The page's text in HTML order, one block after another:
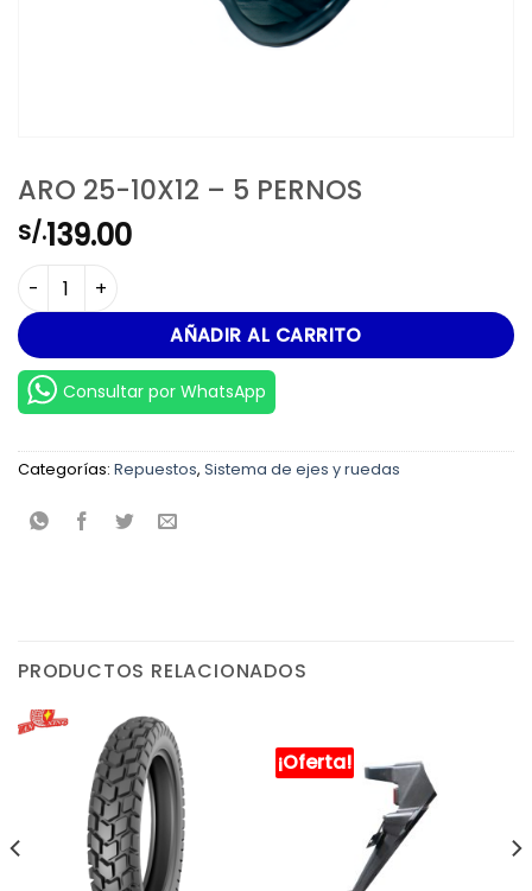
ARO 25-10X12 – 5 PERNOS
S/.139.00
ARO 25-10X12 - 5 PERNOS cantidad
AÑADIR AL CARRITO
Consultar por WhatsApp
Categorías: Repuestos, Sistema de ejes y ruedas
PRODUCTOS RELACIONADOS
¡Oferta!